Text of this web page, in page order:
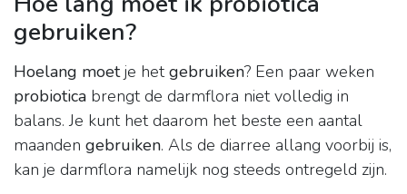
gebruiken?
Hoelang moetje hetgebruiken? Een paar weken
probiotica brengt de darmflora niet volledig in
balans. Je kunt het daarom het beste een aantal
maanden gebruiken. Als de diarree allang voorbij is,
kan je darmflora namelijk nog steeds ontregeld zijn.